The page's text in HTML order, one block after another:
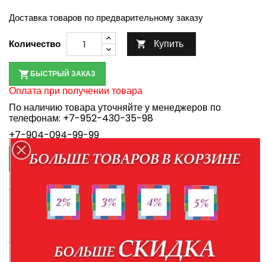
Доставка товаров по предварительному заказу
Количество  Купить
БЫСТРЫЙ ЗАКАЗ
Оплата при получении товара
По наличию товара уточняйте у менеджеров по
телефонам: +7-952-430-35-98
+7-904-094-99-99
КУПИТЬ В КРЕДИТ
Правила кредитования
Доставка в пределах Белгорода и Белгородской
области